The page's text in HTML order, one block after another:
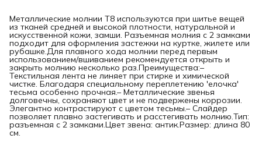
Металлические молнии T8 используются при шитье вещей
из тканей средней и высокой плотности, натуральной и
искусственной кожи, замши. Разъемная молния с 2 замками
подходит для оформления застежки на куртке, жилете или
рубашке.Для плавного хода молнии перед первым
использованием/вшиванием рекомендуется открыть и
закрыть молнию несколько раз.Преимущества:–
Текстильная лента не линяет при стирке и химической
чистке. Благодаря специальному переплетению 'елочка'
тесьма особенно прочная.– Металлические звенья
долговечны, сохраняют цвет и не подвержены коррозии.
Элегантно контрастируют с цветом тесьмы.– Слайдер
позволяет плавно застегивать и расстегивать молнию.Тип:
разъемная с 2 замками.Цвет звена: антик.Размер: длина 80
см.